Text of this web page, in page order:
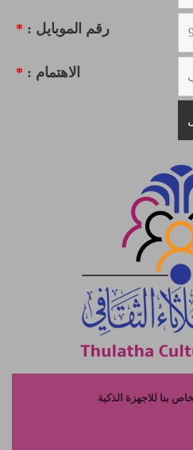
رقم الموبايل : *
الاهتمام : *
بنا للاجهزة الذكية